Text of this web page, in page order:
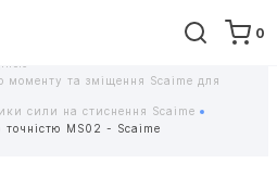
0
вимірювальні прилади
датчики Scaime - Купити датчики
моменту та зміщення Scaime для
сили на стиснення Scaime
MS02 - Scaime